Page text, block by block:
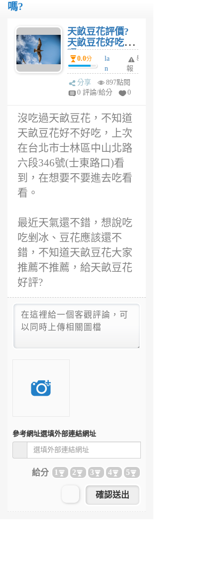
嗎?
天畝豆花評價?
天畝豆花好吃
嗎?0.0分
la
n
6
年
舉
報
分享
897點閱
0 評論/給分
0
沒吃過天畝豆花，不知道
天畝豆花好不好吃，上次
在台北市士林區中山北路
六段346號(士東路口)看
到，在想要不要進去吃看
看。
最近天氣還不錯，想說吃
吃剉冰、豆花應該還不
錯，不知道天畝豆花大家
推薦不推薦，給天畝豆花
好評?
參考網址選填外部連結網址
給分 1 2 3 4 5